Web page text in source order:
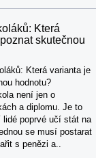
Která
skutečnou
není jen o
a diplomu. Je to
poprvé učí stát na
se musí postarat
s penězi a..